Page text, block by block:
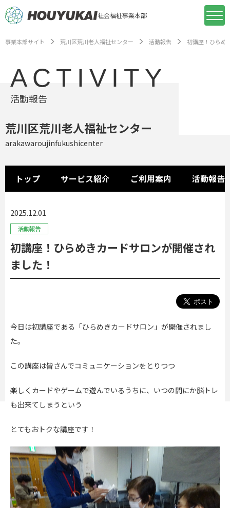
社会福祉事業本部
事業本部サイト 荒川区荒川老人福祉センター 活動報告 初講座！ひらめ
ACTIVITY
活動報告
荒川区荒川老人福祉センター
arakawaroujinfukushicenter
トップ サービス紹介 ご利用案内 活動報告
2025.12.01
活動報告
初講座！ひらめきカードサロンが開催され
ました！
今日は初講座である「ひらめきカードサロン」が開催されまし
た。
この講座は皆さんでコミュニケーションをとりつつ
楽しくカードやゲームで遊んでいるうちに、いつの間にか脳トレ
も出来てしまうという
とてもおトクな講座です！